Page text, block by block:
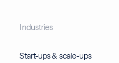
Industries
Start-ups & scale-ups